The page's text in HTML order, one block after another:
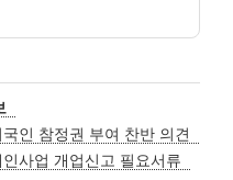
인 참정권 부여 찬반 의견
사업 개업신고 필요서류